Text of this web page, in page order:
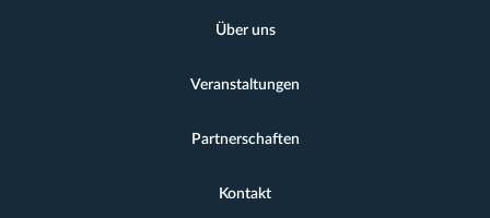
Über uns
Veranstaltungen
Partnerschaften
Kontakt